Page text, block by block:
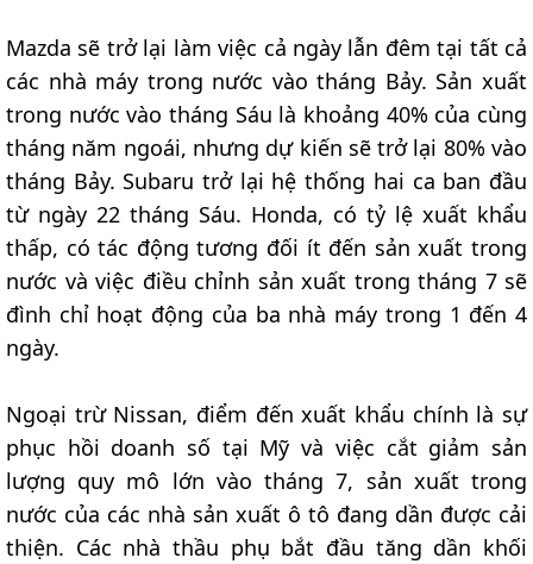
Mazda sẽ trở lại làm việc cả ngày lẫn đêm tại tất cả
các nhà máy trong nước vào tháng Bảy. Sản xuất
trong nước vào tháng Sáu là khoảng 40% của cùng
tháng năm ngoái, nhưng dự kiến sẽ trở lại 80% vào
tháng Bảy. Subaru trở lại hệ thống hai ca ban đầu
từ ngày 22 tháng Sáu. Honda, có tỷ lệ xuất khẩu
thấp, có tác động tương đối ít đến sản xuất trong
nước và việc điều chỉnh sản xuất trong tháng 7 sẽ
đình chỉ hoạt động của ba nhà máy trong 1 đến 4
ngày.
Ngoại trừ Nissan, điểm đến xuất khẩu chính là sự
phục hồi doanh số tại Mỹ và việc cắt giảm sản
lượng quy mô lớn vào tháng 7, sản xuất trong
nước của các nhà sản xuất ô tô đang dần được cải
thiện. Các nhà thầu phụ bắt đầu tăng dần khối